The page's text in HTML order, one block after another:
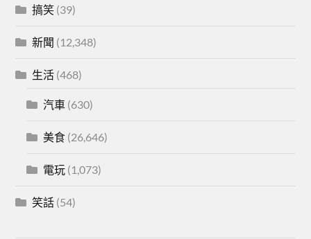
搞笑 (39)
新聞 (12,348)
生活 (468)
汽車 (630)
美食 (26,646)
電玩 (1,073)
笑話 (54)